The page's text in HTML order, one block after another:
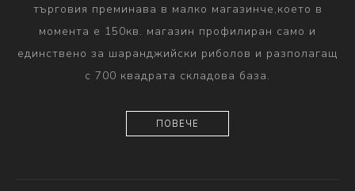
търговия преминава в малко магазинче,което в
момента е 150кв. магазин профилиран само и
единствено за шаранджийски риболов и разполагащ
с 700 квадрата складова база.
ПОВЕЧЕ